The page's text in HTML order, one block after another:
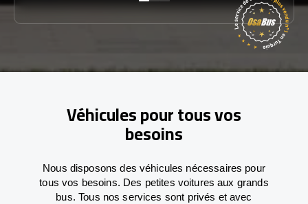
Véhicules pour tous vos
besoins
Nous disposons des véhicules nécessaires pour
tous vos besoins. Des petites voitures aux grands
bus. Tous nos services sont privés et avec